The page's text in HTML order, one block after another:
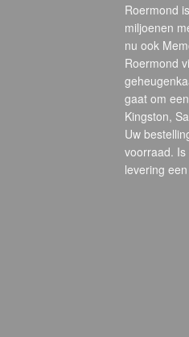
Roermond
miljoenen
nu ook
Roermond
gaat om
Kingston,
Uw
voorraad.
levering